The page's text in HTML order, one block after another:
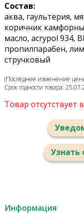
Состав:
аква, гаультерия,
коричник
масло, acrypol 934,
пропилпарабен,
стручковый
(Последнее изменение
Срок годности товара:
Товар отсутствует
Узнать
Информация